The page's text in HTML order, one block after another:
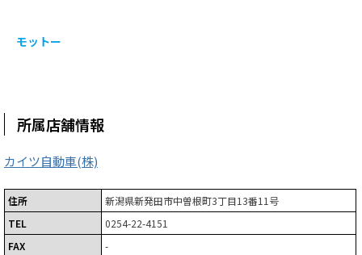
モットー
所属店舗情報
カイツ自動車(株)
住所
新潟県新発田市中曽根町3丁目13番11号
TEL
0254-22-4151
FAX
-